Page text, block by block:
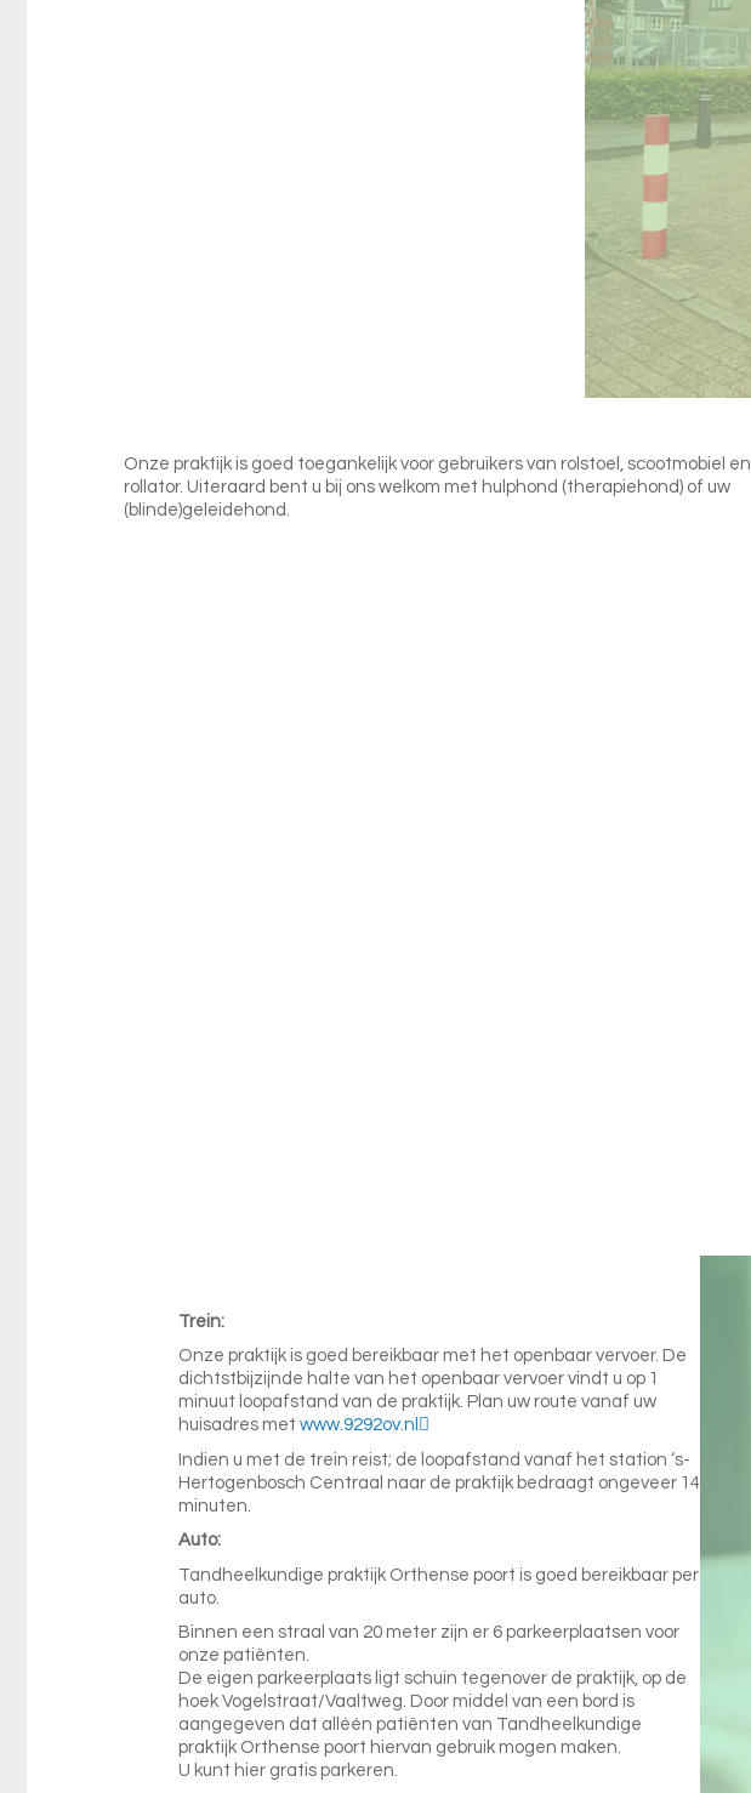
Onze praktijk is goed toegankelijk voor gebruikers van rolstoel, scootmobiel en
rollator. Uiteraard bent u bij ons welkom met hulphond (therapiehond) of uw
(blinde)geleidehond.
Trein:
Onze praktijk is goed bereikbaar met het openbaar vervoer. De
dichtstbijzijnde halte van het openbaar vervoer vindt u op 1
minuut loopafstand van de praktijk. Plan uw route vanaf uw
huisadres met www.9292ov.nl
Indien u met de trein reist; de loopafstand vanaf het station ‘s-
Hertogenbosch Centraal naar de praktijk bedraagt ongeveer 14
minuten.
Auto:
Tandheelkundige praktijk Orthense poort is goed bereikbaar per
auto.
Binnen een straal van 20 meter zijn er 6 parkeerplaatsen voor
onze patiënten.
De eigen parkeerplaats ligt schuin tegenover de praktijk, op de
hoek Vogelstraat/Vaaltweg. Door middel van een bord is
aangegeven dat alléén patiënten van Tandheelkundige
praktijk Orthense poort hiervan gebruik mogen maken.
U kunt hier gratis parkeren.